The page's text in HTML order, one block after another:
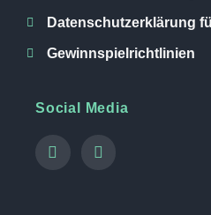
Datenschutzerklärung
Gewinnspielrichtlinien
Social Media